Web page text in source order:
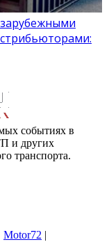
событиях в
и других
транспорта.
Motor72 |